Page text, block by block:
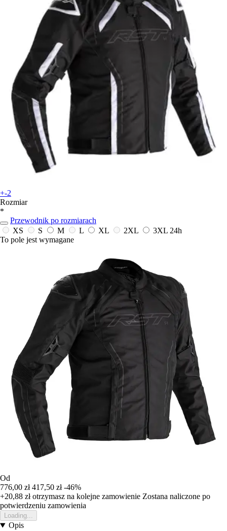
+-2
Rozmiar
*
Przewodnik po rozmiarach
XS
S M L XL 2XL 3XL 24h
To pole jest wymagane
Od
776,00 zł 417,50 zł -46%
+20,88 złotrzymasz na kolejne zamowienie Zostana naliczone po
potwierdzeniu zamowienia
Loading...
Opis